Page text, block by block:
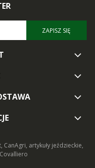
ZAPISZ SIĘ
artykuły jeździeckie,